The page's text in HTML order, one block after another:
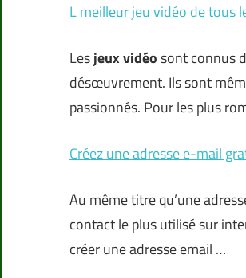
L meilleur jeu vidéo de tous
Lesjeux vidéosont connus
désœuvrement. Ils sont
passionnés. Pour les plus
Créez une adresse e-mail
Au même titre qu’une
contact le plus utilisé sur
créer une adresse email …